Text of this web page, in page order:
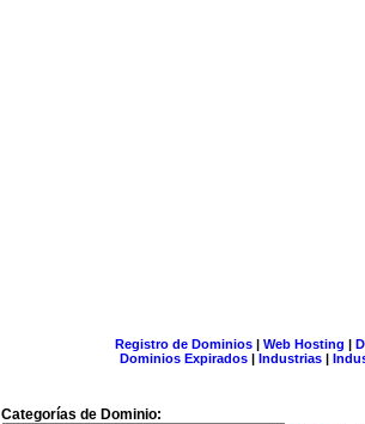
Registro de Dominios| Web Hosting |
Dominios Expirados | Industrias |
Categorías de Dominio: